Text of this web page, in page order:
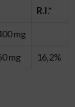
R.I.*
mg
mg 16,2%